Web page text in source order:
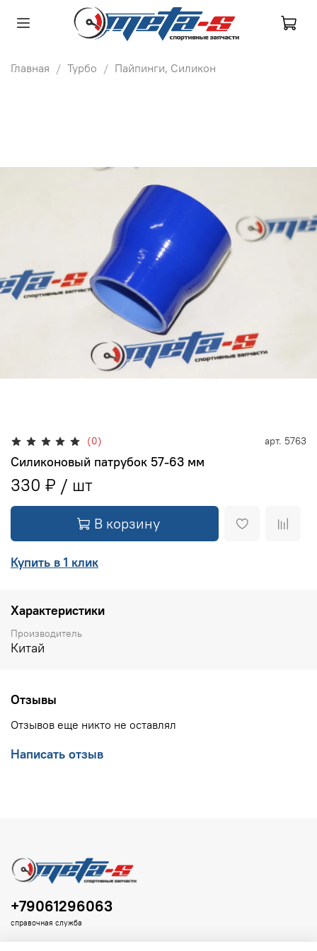
Главная Турбо Пайпинги, Силикон
(0) арт. 5763
Силиконовый патрубок 57-63 мм
330 ₽
В корзину
Купить в 1 клик
Характеристики
Производитель
Китай
Отзывы
Отзывов еще никто не оставлял
Написать отзыв
+79061296063
справочная служба